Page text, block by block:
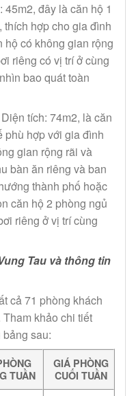
45m2, đây là căn hộ 1
thích hợp cho gia đình
có không gian rộng
riêng có vị trí ở cùng
bao quát toàn
Diện tích: 74m2, là căn
phù hợp với gia đình
gian rộng rãi và
bàn ăn riêng và ban
thành phố hoặc
căn hộ 2 phòng ngủ
riêng ở vị trí cùng
Tau và thông tin
cả 71 phòng khách
khảo chi tiết
sau:
TUẦN
GIÁ PHÒNG
CUỐI TUẦN